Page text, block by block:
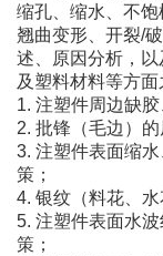
缩孔、缩水、不饱
翘曲变形、开裂/
述、原因分析，
及塑料材料等方面
1. 注塑件周边缺
2. 批锋（毛边）
3. 注塑件表面缩
策；
4. 银纹（料花、
5. 注塑件表面水
策；